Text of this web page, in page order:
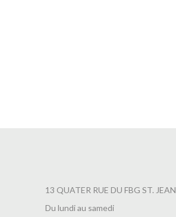
13 QUATER RUE DU FBG ST. JEAN
Du lundi au samedi